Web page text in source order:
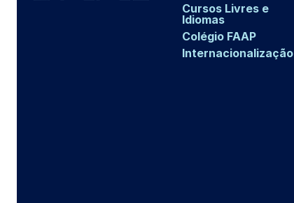
Cursos Livres e
Idiomas
Colégio FAAP
Internacionalização